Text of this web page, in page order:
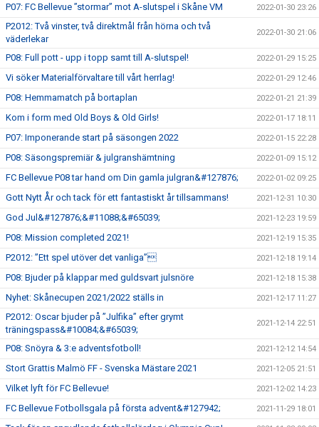
P07: FC Bellevue ”stormar” mot A-slutspel i Skåne VM 2022-01-30 23:26
P2012: Två vinster, två direktmål från hörna och två
väderlekar
2022-01-30 21:06
P08: Full pott - upp i topp samt till A-slutspel! 2022-01-29 15:25
Vi söker Materialförvaltare till vårt herrlag! 2022-01-29 12:46
P08: Hemmamatch på bortaplan 2022-01-21 21:39
Kom i form med Old Boys & Old Girls! 2022-01-17 18:11
P07: Imponerande start på säsongen 2022 2022-01-15 22:28
P08: Säsongspremiär & julgranshämtning 2022-01-09 15:12
FC Bellevue P08 tar hand om Din gamla julgran&#127876; 2022-01-02 09:25
Gott Nytt År och tack för ett fantastiskt år tillsammans! 2021-12-31 10:30
God Jul&#127876;&#11088;&#65039; 2021-12-23 19:59
P08: Mission completed 2021! 2021-12-19 15:35
P2012: ”Ett spel utöver det vanliga” 2021-12-18 19:14
P08: Bjuder på klappar med guldsvart julsnöre 2021-12-18 15:38
Nyhet: Skånecupen 2021/2022 ställs in 2021-12-17 11:27
P2012: Oscar bjuder på ”Julfika” efter grymt
träningspass&#10084;&#65039;
2021-12-14 22:51
P08: Snöyra & 3:e adventsfotboll! 2021-12-12 14:54
Stort Grattis Malmö FF - Svenska Mästare 2021 2021-12-05 21:51
Vilket lyft för FC Bellevue! 2021-12-02 14:23
FC Bellevue Fotbollsgala på första advent&#127942; 2021-11-29 18:01